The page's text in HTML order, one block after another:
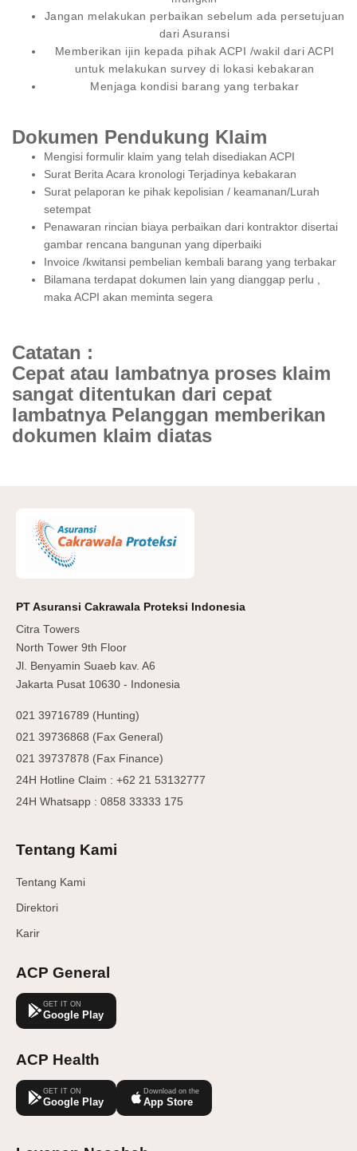
Jangan melakukan perbaikan sebelum ada persetujuan
dari Asuransi
Memberikan ijin kepada pihak ACPI /wakil dari ACPI
untuk melakukan survey di lokasi kebakaran
Menjaga kondisi barang yang terbakar
Dokumen Pendukung Klaim
Mengisi formulir klaim yang telah disediakan ACPI
Surat Berita Acara kronologi Terjadinya kebakaran
Surat pelaporan ke pihak kepolisian / keamanan/Lurah
setempat
Penawaran rincian biaya perbaikan dari kontraktor disertai
gambar rencana bangunan yang diperbaiki
Invoice /kwitansi pembelian kembali barang yang terbakar
Bilamana terdapat dokumen lain yang dianggap perlu ,
maka ACPI akan meminta segera
Catatan :
Cepat atau lambatnya proses klaim
sangat ditentukan dari cepat
lambatnya Pelanggan memberikan
PT Asuransi Cakrawala Proteksi Indonesia
Citra Towers
North Tower 9th Floor
Jl. Benyamin Suaeb kav. A6
Jakarta Pusat 10630 - Indonesia
021 39716789 (Hunting)
021 39736868 (Fax General)
021 39737878 (Fax Finance)
24H Hotline Claim : +62 21 53132777
24H Whatsapp : 0858 33333 175
Tentang Kami
Tentang Kami
Direktori
Karir
ACP General
GET IT ON
Google Play
ACP Health
GET IT ON
Google Play
Download on the
App Store